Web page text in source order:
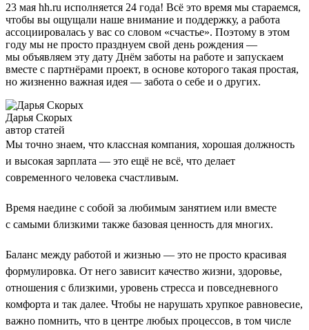
23 мая hh.ru исполняется 24 года! Всё это время мы стараемся,
чтобы вы ощущали наше внимание и поддержку, а работа
ассоциировалась у вас со словом «счастье». Поэтому в этом
году мы не просто празднуем свой день рождения —
мы объявляем эту дату Днём заботы на работе и запускаем
вместе с партнёрами проект, в основе которого такая простая,
но жизненно важная идея — забота о себе и о других.
Дарья Скорых
автор статей
Мы точно знаем, что классная компания, хорошая должность
и высокая зарплата — это ещё не всё, что делает
современного человека счастливым.
Время наедине с собой за любимым занятием или вместе
с самыми близкими также базовая ценность для многих.
Баланс между работой и жизнью — это не просто красивая
формулировка. От него зависит качество жизни, здоровье,
отношения с близкими, уровень стресса и повседневного
комфорта и так далее. Чтобы не нарушать хрупкое равновесие,
важно помнить, что в центре любых процессов, в том числе